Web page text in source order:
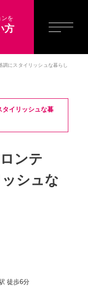
を
方
にスタイリッシュな暮らし
イリッシュな暮
ロンテ
シュな
徒歩6分